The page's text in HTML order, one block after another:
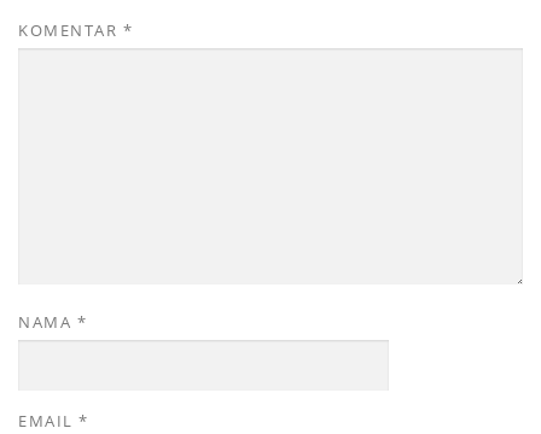
KOMENTAR *
NAMA *
EMAIL *